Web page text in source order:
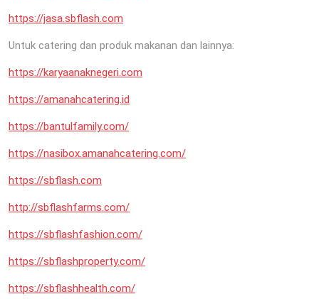
https://jasa.sbflash.com
Untuk catering dan produk makanan dan lainnya:
https://karyaanaknegeri.com
https://amanahcatering.id
https://bantulfamily.com/
https://nasibox.amanahcatering.com/
https://sbflash.com
http://sbflashfarms.com/
https://sbflashfashion.com/
https://sbflashproperty.com/
https://sbflashhealth.com/